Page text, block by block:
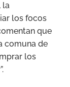
la
los focos
que
comuna de
los